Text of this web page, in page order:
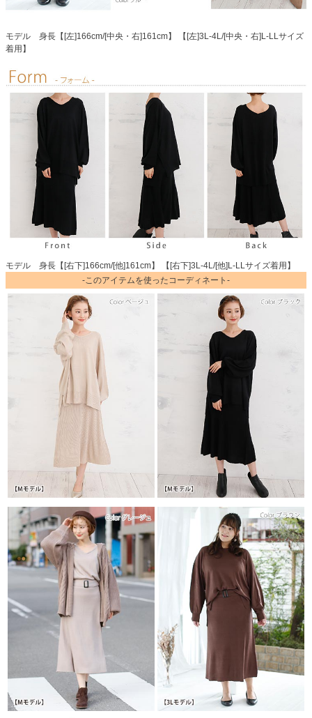
モデル 身長【[左]166cm/[中央・右]161cm】 【[左]3L-4L/[中央・右]L-LLサイズ
着用】
モデル 身長【[右下]166cm/[他]161cm】 【[右下]3L-4L/[他]L-LLサイズ着用】
-このアイテムを使ったコーディネート-